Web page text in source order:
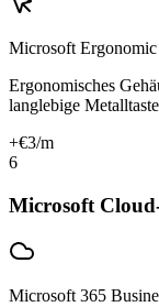
Microsoft
Ergonomisches
langlebige
+€3/m
6
Microsoft
Microsoft 365